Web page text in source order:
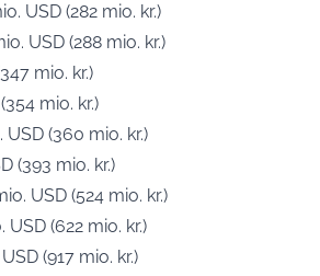
USD (282 mio. kr.)
USD (288 mio. kr.)
mio. kr.)
mio. kr.)
(360 mio. kr.)
(393 mio. kr.)
USD (524 mio. kr.)
(622 mio. kr.)
(917 mio. kr.)